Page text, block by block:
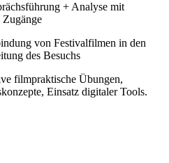
+ Analyse mit
Zugänge
von Festivalfilmen in den
des Besuchs
filmpraktische Übungen,
Einsatz digitaler Tools.